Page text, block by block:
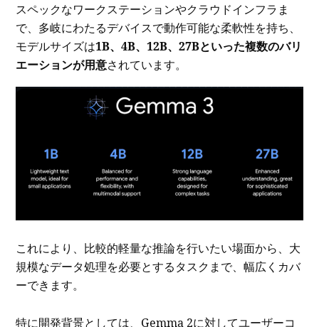
スペックなワークステーションやクラウドインフラま
で、多岐にわたるデバイスで動作可能な柔軟性を持ち、
モデルサイズは1B、4B、12B、27Bといった複数のバリ
エーションが用意されています。
これにより、比較的軽量な推論を行いたい場面から、大
規模なデータ処理を必要とするタスクまで、幅広くカバ
ーできます。
特に開発背景としては、Gemma 2に対してユーザーコ